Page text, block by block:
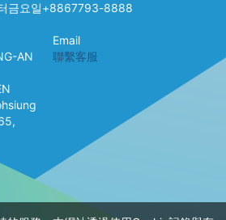
금요일+8867793-8888
AN
Email
聯繫客服